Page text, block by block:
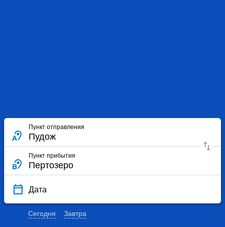
Пункт отправления
Пункт прибытия
Дата
Сегодня Завтра